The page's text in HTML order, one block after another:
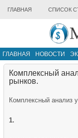
ГЛАВНАЯ СПИСОК
ГЛАВНАЯ НОВОСТИ
ИНФРАСТРУКТУРА РЫНКА
Комплексный
рынков.
Комплексный анализ
1.